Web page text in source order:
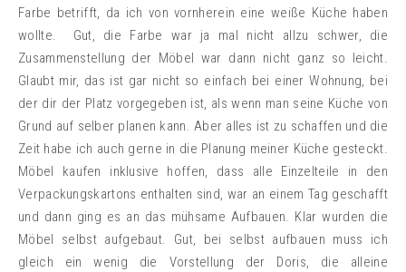
Farbe betrifft, da ich von vornherein eine weiße Küche haben
wollte. Gut, die Farbe war ja mal nicht allzu schwer, die
Zusammenstellung der Möbel war dann nicht ganz so leicht.
Glaubt mir, das ist gar nicht so einfach bei einer Wohnung, bei
der dir der Platz vorgegeben ist, als wenn man seine Küche von
Grund auf selber planen kann. Aber alles ist zu schaffen und die
Zeit habe ich auch gerne in die Planung meiner Küche gesteckt.
Möbel kaufen inklusive hoffen, dass alle Einzelteile in den
Verpackungskartons enthalten sind, war an einem Tag geschafft
und dann ging es an das mühsame Aufbauen. Klar wurden die
Möbel selbst aufgebaut. Gut, bei selbst aufbauen muss ich
gleich ein wenig die Vorstellung der Doris, die alleine